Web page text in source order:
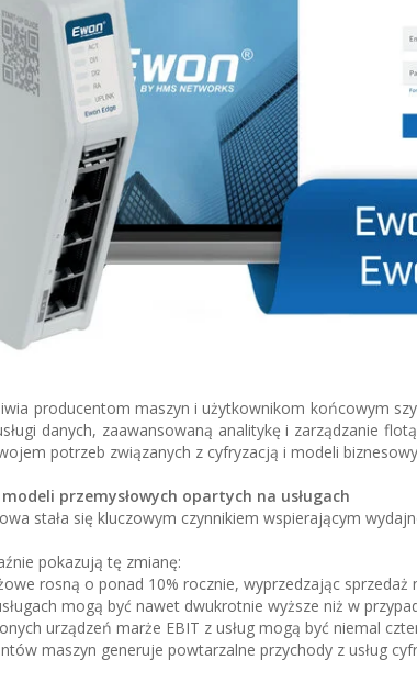
producentom maszyn i użytkownikom końcowym
danych, zaawansowaną analitykę i zarządzanie
potrzeb związanych z cyfryzacją i modeli
przemysłowych opartych na usługach
stała się kluczowym czynnikiem wspierającym
pokazują tę zmianę:
rosną o ponad 10% rocznie, wyprzedzając sprzedaż
mogą być nawet dwukrotnie wyższe niż w
urządzeń marże EBIT z usług mogą być niemal
maszyn generuje powtarzalne przychody z usług